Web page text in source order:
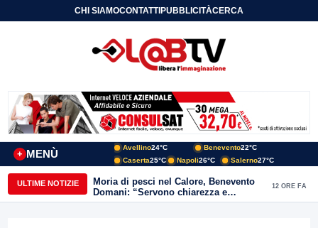
CHI SIAMOCONTATTIPUBBLICITÀCERCA
MENÙ
+
Avellino24°C Benevento22°C
Caserta25°C Napoli26°C Salerno27°C
ULTIME NOTIZIE
Moria di pesci nel Calore, Benevento
Domani: “Servono chiarezza e
approfondimenti sulla gestione
12 ORE FA